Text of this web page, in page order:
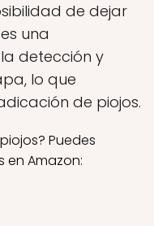
de dejar
una
detección y
lo que
de piojos.
Puedes
en Amazon: